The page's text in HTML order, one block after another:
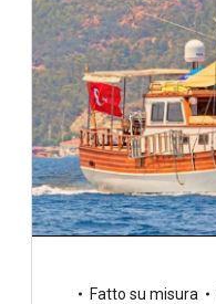
Fatto su misura